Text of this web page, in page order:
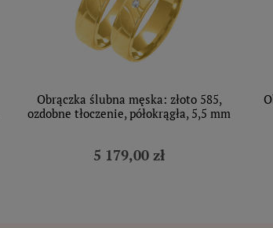
Obrączka ślubna męska: złoto 585,
ozdobne tłoczenie, półokrągła, 5,5 mm
5 179,00 zł